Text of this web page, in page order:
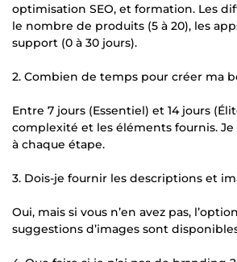
optimisation SEO, et formation. Les
le nombre de produits (5 à 20), les
support (0 à 30 jours).
2. Combien de temps pour créer ma
Entre 7 jours (Essentiel) et 14 jours
complexité et les éléments fournis.
à chaque étape.
3. Dois-je fournir les descriptions et
Oui, mais si vous n’en avez pas,
suggestions d’images sont